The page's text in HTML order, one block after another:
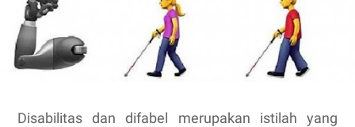
Disabilitas dan difabel
merupakan istilah yang